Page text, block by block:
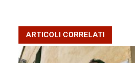
ARTICOLI CORRELATI